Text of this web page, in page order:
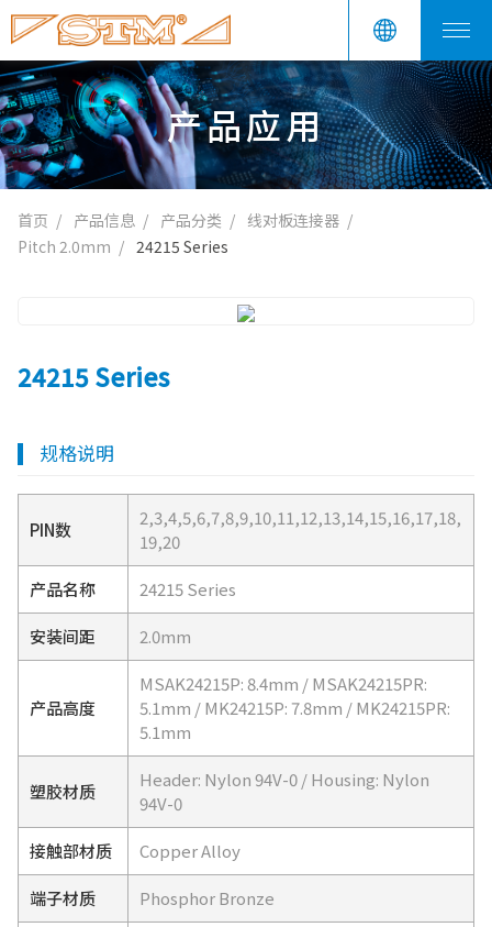
产品应用
首页 产品信息 产品分类
线对板连接器
Pitch 2.0mm
24215 Series
24215 Series
规格说明
PIN数
2,3,4,5,6,7,8,9,10,11,12,13,14,15,16,17,18,
19,20
产品名称 24215 Series
安装间距 2.0mm
产品高度
MSAK24215P: 8.4mm / MSAK24215PR:
5.1mm / MK24215P: 7.8mm / MK24215PR:
5.1mm
塑胶材质
Header: Nylon 94V-0 / Housing: Nylon
94V-0
接触部材质 Copper Alloy
端子材质 Phosphor Bronze